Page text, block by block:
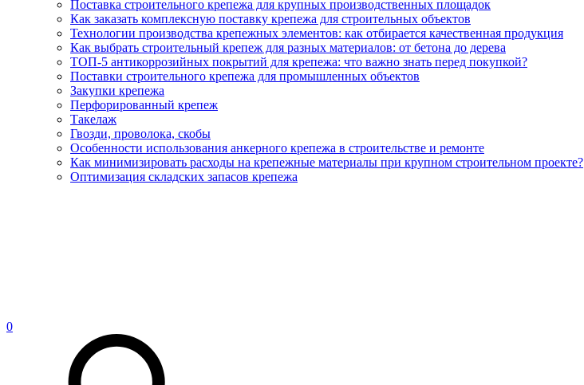
Поставка строительного крепежа для крупных производственных площадок
Как заказать комплексную поставку крепежа для строительных объектов
Технологии производства крепежных элементов: как отбирается качественная продукция
Как выбрать строительный крепеж для разных материалов: от бетона до дерева
ТОП-5 антикоррозийных покрытий для крепежа: что важно знать перед покупкой?
Поставки строительного крепежа для промышленных объектов
Закупки крепежа
Перфорированный крепеж
Такелаж
Гвозди, проволока, скобы
Особенности использования анкерного крепежа в строительстве и ремонте
Как минимизировать расходы на крепежные материалы при крупном строительном проекте?
Оптимизация складских запасов крепежа
0